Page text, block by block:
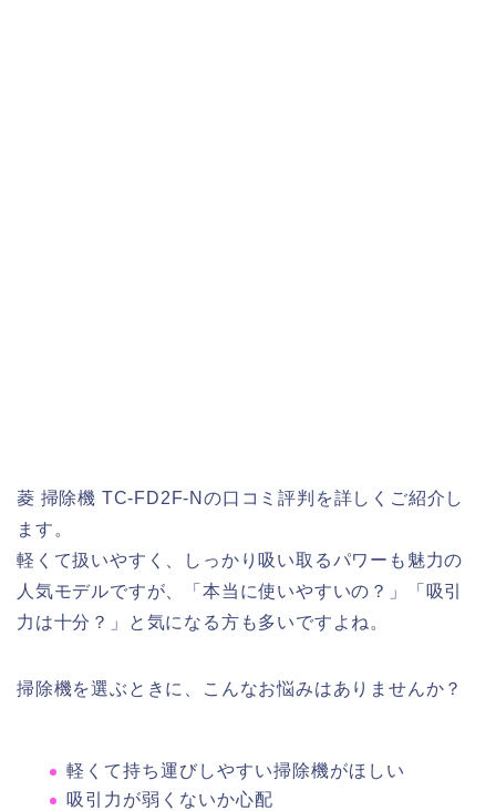
菱 掃除機 TC-FD2F-Nの口コミ評判を詳しくご紹介し
ます。
軽くて扱いやすく、しっかり吸い取るパワーも魅力の
人気モデルですが、「本当に使いやすいの？」「吸引
力は十分？」と気になる方も多いですよね。
掃除機を選ぶときに、こんなお悩みはありませんか？
軽くて持ち運びしやすい掃除機がほしい
吸引力が弱くないか心配